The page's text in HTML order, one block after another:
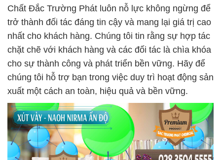
Chất Đắc Trường Phát luôn nỗ lực không ngừng để
trở thành đối tác đáng tin cậy và mang lại giá trị cao
nhất cho khách hàng. Chúng tôi tin rằng sự hợp tác
chặt chẽ với khách hàng và các đối tác là chìa khóa
cho sự thành công và phát triển bền vững. Hãy để
chúng tôi hỗ trợ bạn trong việc duy trì hoạt động sản
xuất một cách an toàn, hiệu quả và bền vững.